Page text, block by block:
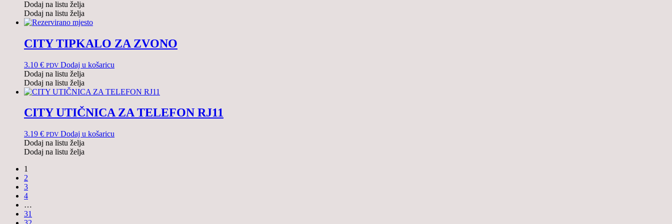
Dodaj na listu želja
Dodaj na listu želja
CITY TIPKALO ZA ZVONO
3.10 € PDV Dodaj u košaricu
Dodaj na listu želja
Dodaj na listu želja
CITY UTIČNICA ZA TELEFON RJ11
3.19 € PDV Dodaj u košaricu
Dodaj na listu želja
Dodaj na listu želja
1
2
3
4
…
31